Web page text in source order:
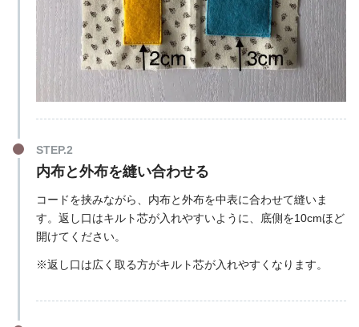
内布と外布を縫い合わせる
コードを挟みながら、内布と外布を中表に合わせて縫いま
す。返し口はキルト芯が入れやすいように、底側を10cmほど
開けてください。
※返し口は広く取る方がキルト芯が入れやすくなります。